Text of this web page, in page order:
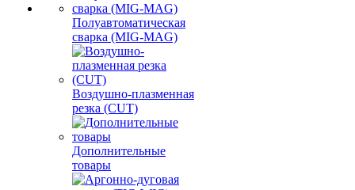
Полуавтоматическая
сварка (MIG-MAG)
Воздушно-плазменная
резка (CUT)
Дополнительные
товары